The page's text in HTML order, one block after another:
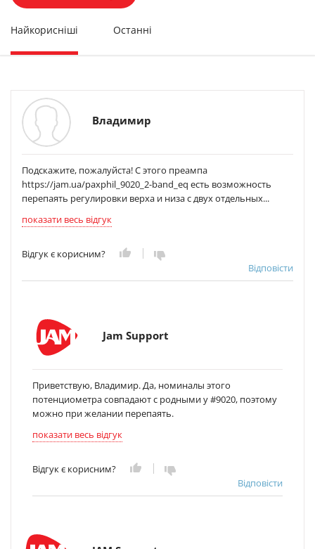
Найкорисніші Останні
Владимир
Подскажите, пожалуйста! С этого преампа
https://jam.ua/paxphil_9020_2-band_eq есть возможность
перепаять регулировки верха и низа с двух отдельных...
показати весь відгук
Відгук є корисним?
Відповісти
Jam Support
Приветствую, Владимир. Да, номиналы этого
потенциометра совпадают с родными у #9020, поэтому
можно при желании перепаять.
показати весь відгук
Відгук є корисним?
Відповісти